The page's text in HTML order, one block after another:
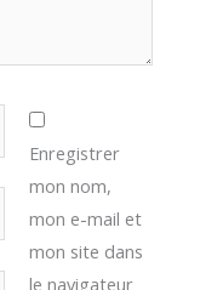
Enregistrer
mon nom,
mon e-mail et
mon site dans
le navigateur